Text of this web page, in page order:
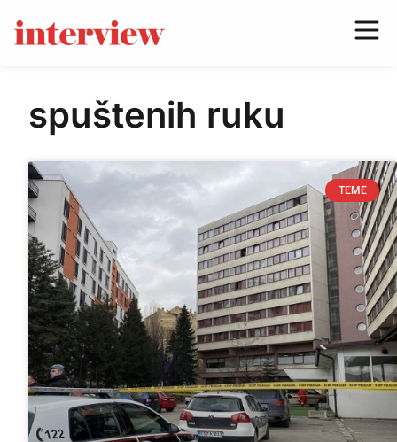
spuštenih ruku
TEME